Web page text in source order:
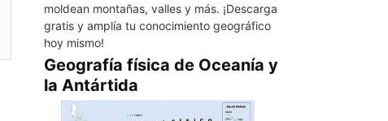
moldean montañas, valles y más. ¡Descarga
gratis y amplía tu conocimiento geográfico
hoy mismo!
Geografía física de Oceanía y
la Antártida